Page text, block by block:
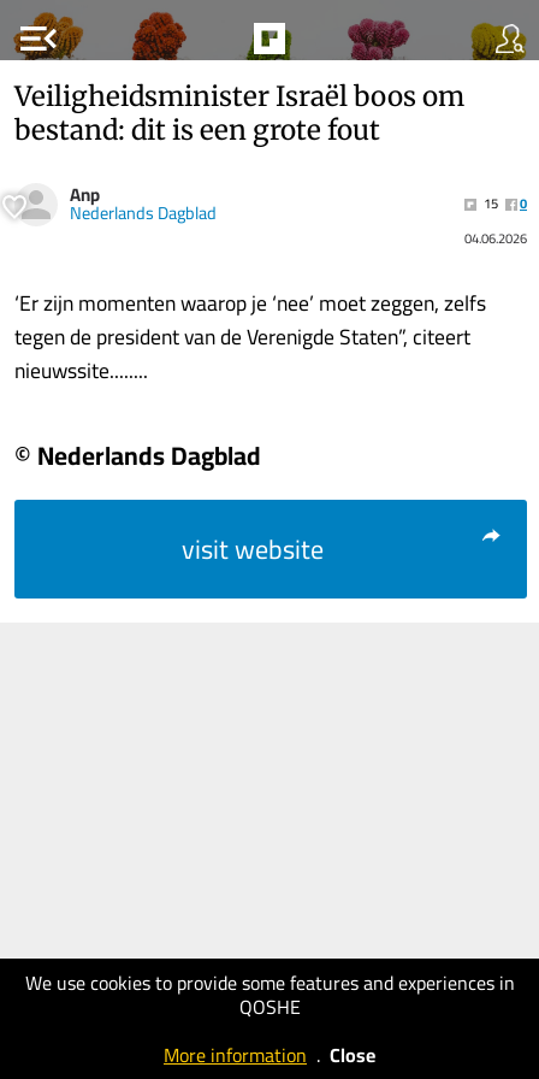
menu_open
We use cookies to provide some features and experiences in
QOSHE
More information . Close
Veiligheidsminister Israël boos om
bestand: dit is een grote fout
Anp
Nederlands Dagblad 15
0
04.06.2026
‘Er zijn momenten waarop je ‘nee’ moet zeggen, zelfs
tegen de president van de Verenigde Staten”, citeert
nieuwssite........
© Nederlands Dagblad
visit website